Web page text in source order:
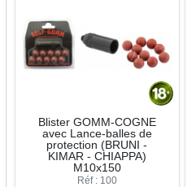
Blister GOMM-COGNE
avec Lance-balles de
protection (BRUNI -
KIMAR - CHIAPPA)
M10x150
Réf : 100